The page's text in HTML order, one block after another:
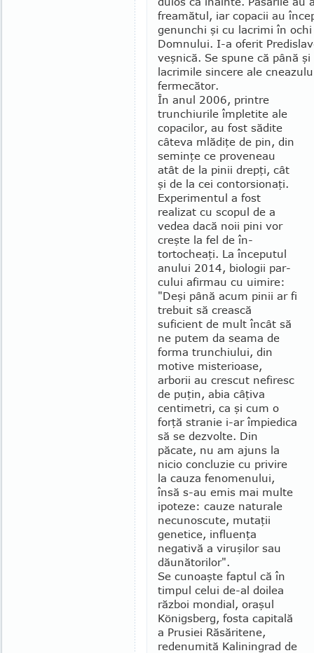
freamătul, iar copacii au
genunchi şi cu lacrimi în
Domnului. I-a oferit
veşnică. Se spune că până
lacrimile sincere ale
fermecător.
În anul 2006, printre
trunchiurile împletite ale
copacilor, au fost sădite
câteva mlădiţe de pin, din
se­minţe ce proveneau
atât de la pinii drepţi, cât
şi de la cei contorsionaţi.
Experimentul a fost
realizat cu scopul de a
vedea dacă noii pini vor
creşte la fel de în­
tortocheaţi. La începutul
anului 2014, bio­logii par­
cului afirmau cu uimire:
"Deşi până acum pinii ar fi
trebuit să crească
suficient de mult încât să
ne putem da seama de
forma trunchiului, din
motive miste­rioa­se,
arborii au crescut nefiresc
de puţin, abia câţiva
centimetri, ca şi cum o
forţă stranie i-ar împiedica
să se dezvolte. Din
păcate, nu am ajuns la
nicio con­clu­zie cu privire
la cauza fenome­nu­lui,
însă s-au emis mai multe
ipoteze: cauze naturale
necunos­cute, mu­ta­ţii
genetice, influenţa
negativă a viruşilor sau
dă­unătorilor".
Se cunoaşte faptul că în
timpul celui de-al doilea
război mondial, oraşul
Königsberg, fosta capitală
a Prusiei Răsăritene,
redenumită Kaliningrad de